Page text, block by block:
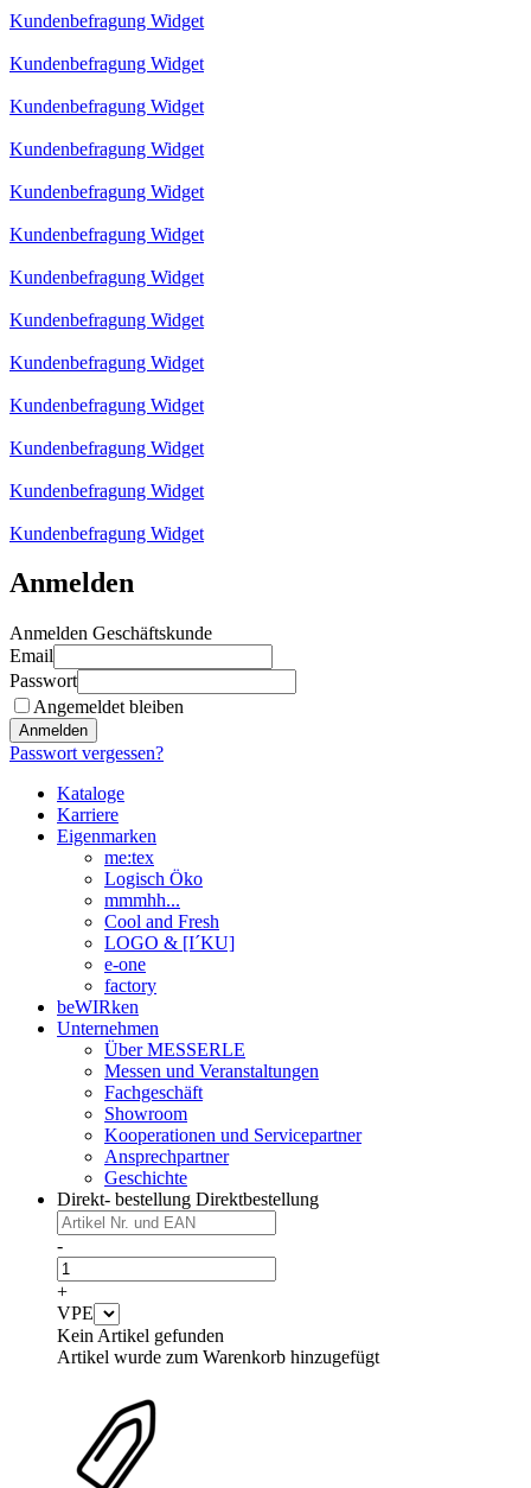
Kundenbefragung Widget
Kundenbefragung Widget
Kundenbefragung Widget
Kundenbefragung Widget
Kundenbefragung Widget
Kundenbefragung Widget
Kundenbefragung Widget
Kundenbefragung Widget
Kundenbefragung Widget
Kundenbefragung Widget
Kundenbefragung Widget
Kundenbefragung Widget
Kundenbefragung Widget
Anmelden
Anmelden Geschäftskunde
Email
Passwort
Angemeldet bleiben
Anmelden
Passwort vergessen?
Kataloge
Karriere
Eigenmarken
me:tex
Logisch Öko
mmmhh...
Cool and Fresh
LOGO & [I´KU]
e-one
factory
beWIRken
Unternehmen
Über MESSERLE
Messen und Veranstaltungen
Fachgeschäft
Showroom
Kooperationen und Servicepartner
Ansprechpartner
Geschichte
Direkt- bestellung Direktbestellung
-
+
VPE
Kein Artikel gefunden
Artikel wurde zum Warenkorb hinzugefügt